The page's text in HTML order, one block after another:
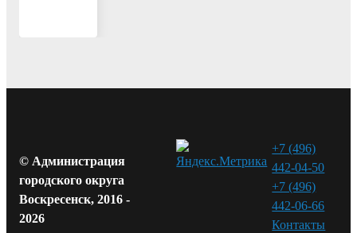
© Администрация
городского округа
Воскресенск, 2016 -
2026
+7 (496)
442-04-50
+7 (496)
442-06-66
Контакты⁠